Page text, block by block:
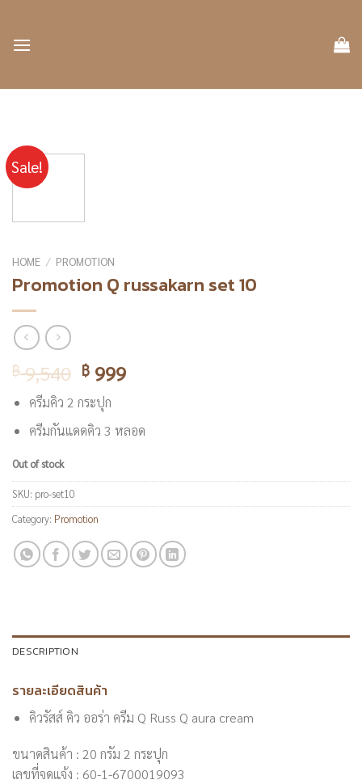
content
Sale!
HOME / PROMOTION
Promotion Q russakarn set 10
฿9,540 ฿ 999
ครีมคิว 2 กระปุก
ครีมกันแดดคิว 3 หลอด
Out of stock
SKU: pro-set10
Category: Promotion
DESCRIPTION
รายละเอียดสินค้า
คิวรัสส์ คิว ออร่า ครีม Q Russ Q aura cream
ขนาดสินค้า : 20 กรัม 2 กระปุก
เลขที่จดแจ้ง : 60-1-6700019093